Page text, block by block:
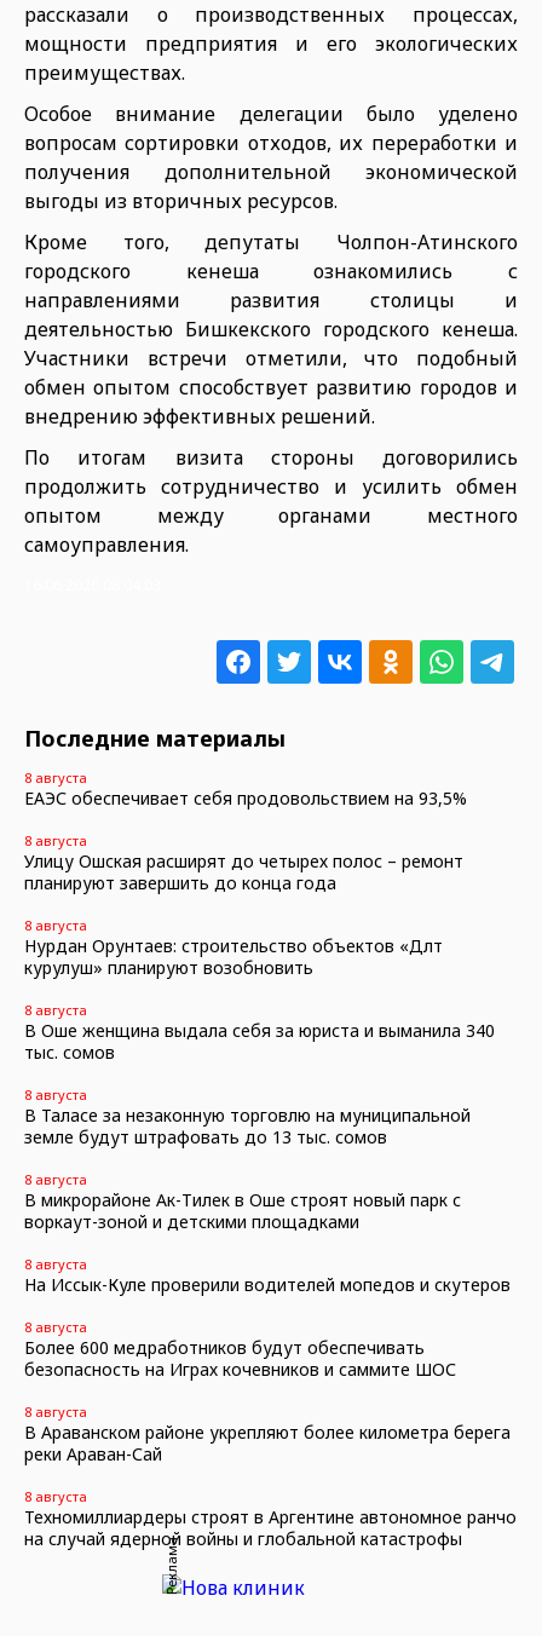
рассказали о производственных процессах,
мощности предприятия и его экологических
преимуществах.
Особое внимание делегации было уделено
вопросам сортировки отходов, их переработки и
получения дополнительной экономической
выгоды из вторичных ресурсов.
Кроме того, депутаты Чолпон-Атинского
городского кенеша ознакомились с
направлениями развития столицы и
деятельностью Бишкекского городского кенеша.
Участники встречи отметили, что подобный
обмен опытом способствует развитию городов и
внедрению эффективных решений.
По итогам визита стороны договорились
продолжить сотрудничество и усилить обмен
опытом между органами местного
самоуправления.
Последние материалы
8 августа
ЕАЭС обеспечивает себя продовольствием на 93,5%
8 августа
Улицу Ошская расширят до четырех полос – ремонт
планируют завершить до конца года
8 августа
Нурдан Орунтаев: строительство объектов «Дөөлөт
курулуш» планируют возобновить
8 августа
В Оше женщина выдала себя за юриста и выманила 340
тыс. сомов
8 августа
В Таласе за незаконную торговлю на муниципальной
земле будут штрафовать до 13 тыс. сомов
8 августа
В микрорайоне Ак-Тилек в Оше строят новый парк с
воркаут-зоной и детскими площадками
8 августа
На Иссык-Куле проверили водителей мопедов и скутеров
8 августа
Более 600 медработников будут обеспечивать
безопасность на Играх кочевников и саммите ШОС
8 августа
В Араванском районе укрепляют более километра берега
реки Араван-Сай
8 августа
Техномиллиардеры строят в Аргентине автономное ранчо
на случай ядерной войны и глобальной катастрофы
Реклама